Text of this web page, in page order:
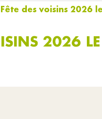
des voisins 2026
2026